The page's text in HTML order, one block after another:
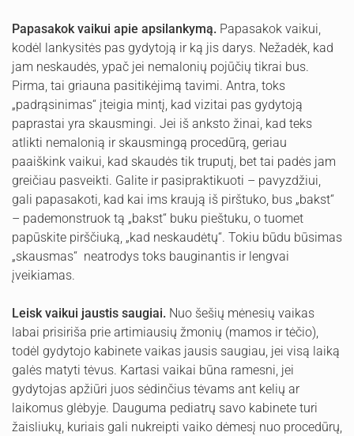
Papasakok vaikui apie apsilankymą. Papasakok vaikui,
kodėl lankysitės pas gydytoją ir ką jis darys. Nežadėk, kad
jam neskaudės, ypač jei nemalonių pojūčių tikrai bus.
Pirma, tai griauna pasitikėjimą tavimi. Antra, toks
„padrąsinimas“ įteigia mintį, kad vizitai pas gydytoją
paprastai yra skausmingi. Jei iš anksto žinai, kad teks
atlikti nemalonią ir skausmingą procedūrą, geriau
paaiškink vaikui, kad skaudės tik truputį, bet tai padės jam
greičiau pasveikti. Galite ir pasipraktikuoti – pavyzdžiui,
gali papasakoti, kad kai ims kraują iš pirštuko, bus „bakst“
– pademonstruok tą „bakst“ buku pieštuku, o tuomet
papūskite pirščiuką, „kad neskaudėtų“. Tokiu būdu būsimas
„skausmas“ neatrodys toks bauginantis ir lengvai
įveikiamas.
Leisk vaikui jaustis saugiai. Nuo šešių mėnesių vaikas
labai prisiriša prie artimiausių žmonių (mamos ir tėčio),
todėl gydytojo kabinete vaikas jausis saugiau, jei visą laiką
galės matyti tėvus. Kartasi vaikai būna ramesni, jei
gydytojas apžiūri juos sėdinčius tėvams ant kelių ar
laikomus glėbyje. Dauguma pediatrų savo kabinete turi
žaisliukų, kuriais gali nukreipti vaiko dėmesį nuo procedūrų,